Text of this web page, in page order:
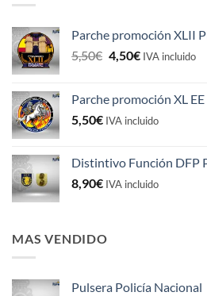
Parche promoción XLII
5,50€ El
era:
5,50€.
4,50€El
es:
4,50€.
IVA incluido
Parche promoción XL EE
5,50€ IVA incluido
Distintivo Función DFP
8,90€ IVA incluido
MAS VENDIDO
Pulsera Policía Nacional